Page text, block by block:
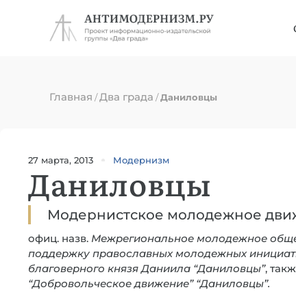
Главная /Два града /Даниловцы
27 марта, 2013 Модернизм
Даниловцы
Модернистское молодежное
офиц. назв. Межрегиональное молодежное
поддержку православных молодежных
благоверного князя Даниила “Даниловцы”,
“Добровольческое движение” “Даниловцы”.